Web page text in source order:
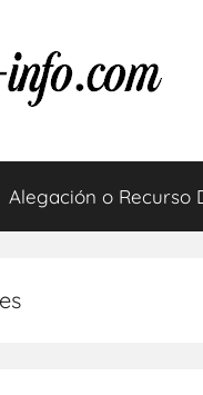
Alegación o Recurso